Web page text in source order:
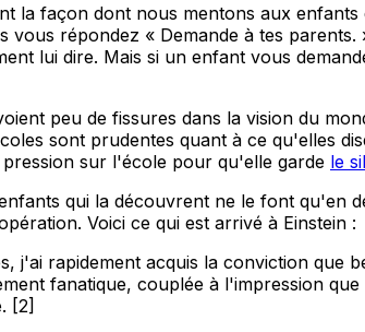
la façon dont nous mentons aux
répondez « Demande à tes
lui dire. Mais si un enfant vous
peu de fissures dans la vision du
sont prudentes quant à ce qu'elles
sur l'école pour qu'elle garde le
qui la découvrent ne le font qu'en
Voici ce qui est arrivé à Einstein :
j'ai rapidement acquis la conviction que
fanatique, couplée à l'impression
[2]